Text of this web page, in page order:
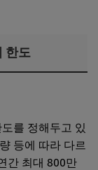
한도
를 정해두고 있
등에 따라 다르
간 최대 800만